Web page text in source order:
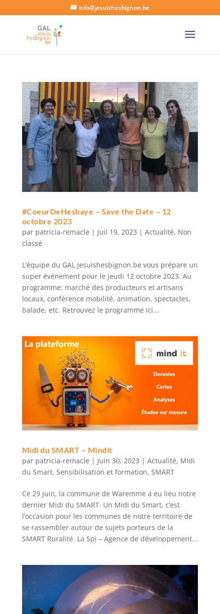
info@jesuishesbignon.be
#CoeurDeHesbaye – Save the Date – 12
octobre 2023
par patricia-remacle | Juil 19, 2023 | Actualité, Non
classé
L’équipe du GAL Jesuishesbignon.be vous prépare un
super événement pour le jeudi 12 octobre 2023. Au
programme: marché des producteurs et artisans
locaux, conférence mobilité, animation, spectacles,
balade, etc. Retrouvez le programme ici...
Midi du SMART – Mindit
par patricia-remacle | Juin 30, 2023 | Actualité, MIdi
du Smart, Sensibilisation et formation, SMART
Ce 29 juin, la commune de Waremme a eu lieu notre
dernier Midi du SMART. Un Midi du Smart, c’est
l’occasion pour les communes de notre territoire de
se rassembler autour de sujets porteurs de la
SMART Ruralité. La Spi – Agence de développement...